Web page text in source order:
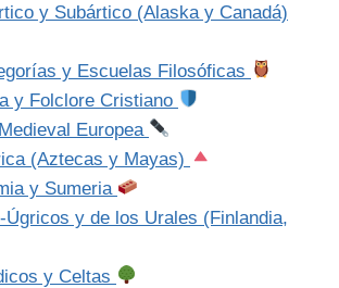
y Subártico (Alaska y Canadá)
y Escuelas Filosóficas
y Folclore Cristiano
Europea
(Aztecas y Mayas)
y Sumeria
Úgricos y de los Urales (Finlandia,
y Celtas